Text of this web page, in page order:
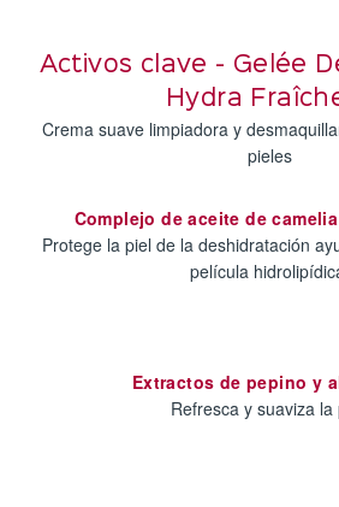
Activos clave - Gelée
Hydra
Crema suave limpiadora y
pieles
Complejo de aceite de
Protege la piel de la deshidratación
película
Extractos de pepino y
Refresca y suaviza la